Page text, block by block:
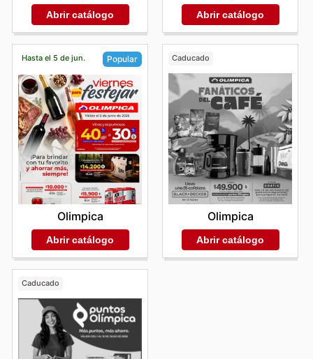
Abrir catálogo Abrir catálogo
Hasta el 5 de jun. Popular
Olimpica
Abrir catálogo
Caducado
Olimpica
Abrir catálogo
Caducado